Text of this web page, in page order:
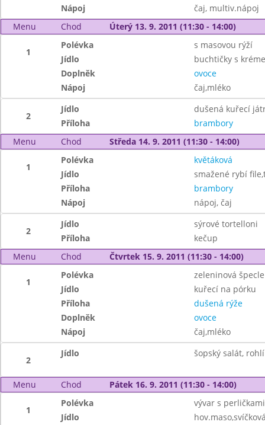
Nápoj
čaj, multiv.nápoj
Menu
Chod Úterý 13. 9. 2011 (11:30 - 14:00)
1
Polévka
s masovou rýží
Jídlo
buchtičky s
Doplněk
ovoce
Nápoj
čaj,mléko
2
Jídlo
dušená kuřecí
Příloha
brambory
Menu
Chod Středa 14. 9. 2011 (11:30 - 14:00)
1
Polévka
květáková
Jídlo
smažené rybí
Příloha
brambory
Nápoj
nápoj, čaj
2
Jídlo
sýrové tortelloni
Příloha
kečup
Menu
Chod Čtvrtek 15. 9. 2011 (11:30 - 14:00)
1
Polévka
zeleninová špecle
Jídlo
kuřecí na pórku
Příloha
dušená rýže
Doplněk
ovoce
Nápoj
čaj,mléko
2
Jídlo šopský salát,
Menu Chod Pátek 16. 9. 2011 (11:30 - 14:00)
1
Polévka
vývar s perličkami
Jídlo